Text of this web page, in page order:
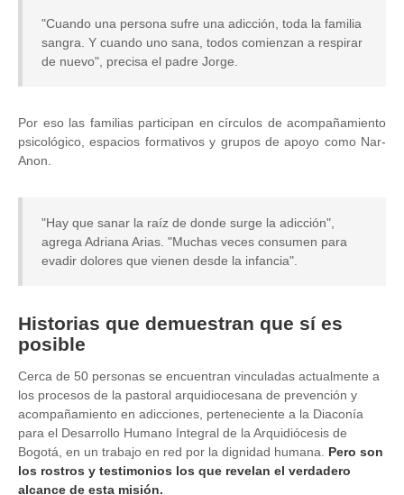
"Cuando una persona sufre una adicción, toda la familia
sangra. Y cuando uno sana, todos comienzan a respirar
de nuevo", precisa el padre Jorge.
Por eso las familias participan en círculos de acompañamiento
psicológico, espacios formativos y grupos de apoyo como Nar-
Anon.
"Hay que sanar la raíz de donde surge la adicción",
agrega Adriana Arias. "Muchas veces consumen para
evadir dolores que vienen desde la infancia".
Historias que demuestran que sí es
posible
Cerca de 50 personas se encuentran vinculadas actualmente a
los procesos de la pastoral arquidiocesana de prevención y
acompañamiento en adicciones, perteneciente a la Diaconía
para el Desarrollo Humano Integral de la Arquidiócesis de
Bogotá, en un trabajo en red por la dignidad humana. Pero son
los rostros y testimonios los que revelan el verdadero
alcance de esta misión.